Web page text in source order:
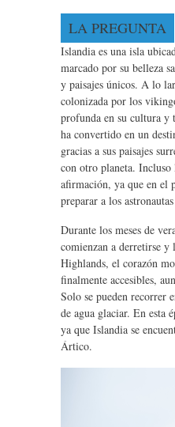
LA PREGUNTA
Islandia es una isla
marcado por su belleza
y paisajes únicos. A lo
colonizada por los
profunda en su cultura
ha convertido en un
gracias a sus paisajes
con otro planeta.
afirmación, ya que en el
preparar a los
Durante los meses de
comienzan a derretirse y
Highlands, el corazón
finalmente accesibles,
Solo se pueden recorrer
de agua glaciar. En esta
ya que Islandia se
Ártico.